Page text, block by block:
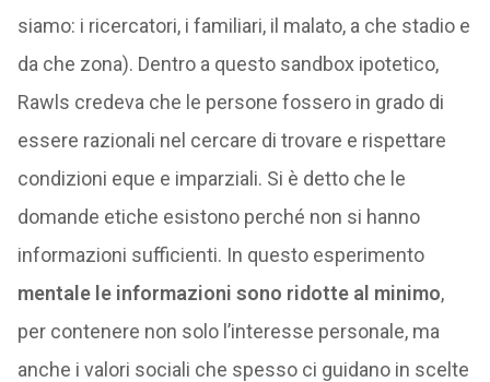
siamo: i ricercatori, i familiari, il malato, a che stadio e
da che zona). Dentro a questo sandbox ipotetico,
Rawls credeva che le persone fossero in grado di
essere razionali nel cercare di trovare e rispettare
condizioni eque e imparziali. Si è detto che le
domande etiche esistono perché non si hanno
informazioni sufficienti. In questo esperimento
mentale le informazioni sono ridotte al minimo,
per contenere non solo l’interesse personale, ma
anche i valori sociali che spesso ci guidano in scelte